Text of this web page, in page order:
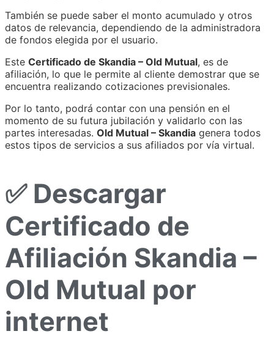
También se puede saber el monto acumulado y otros
datos de relevancia, dependiendo de la administradora
de fondos elegida por el usuario.
Este Certificado de Skandia – Old Mutual, es de
afiliación, lo que le permite al cliente demostrar que se
encuentra realizando cotizaciones previsionales.
Por lo tanto, podrá contar con una pensión en el
momento de su futura jubilación y validarlo con las
partes interesadas. Old Mutual – Skandia genera todos
estos tipos de servicios a sus afiliados por vía virtual.
✅ Descargar
Certificado de
Afiliación Skandia –
Old Mutual por
internet